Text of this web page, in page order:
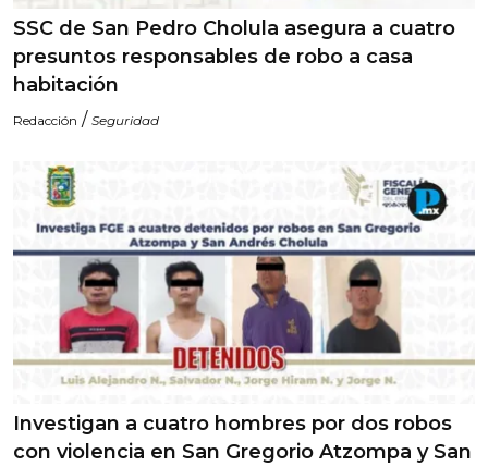
SSC de San Pedro Cholula asegura a cuatro
presuntos responsables de robo a casa
habitación
Redacción / Seguridad
Investigan a cuatro hombres por dos robos
con violencia en San Gregorio Atzompa y San